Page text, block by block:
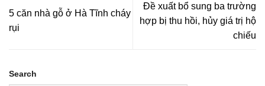
5 căn nhà gỗ ở Hà Tĩnh cháy
rụi
Đề xuất bổ sung ba trường
hợp bị thu hồi, hủy giá trị hộ
chiếu
Search